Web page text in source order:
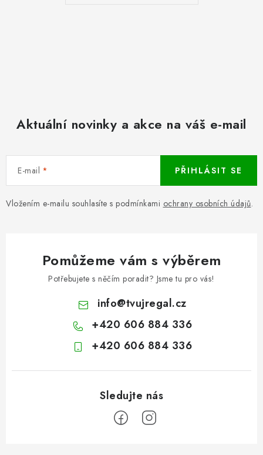
Aktuální novinky a akce na váš e-mail
E-mail
Vložením e-mailu souhlasíte s podmínkami ochrany osobních údajů.
PŘIHLÁSIT SE
Pomůžeme vám s výběrem
Potřebujete s něčím poradit? Jsme tu pro vás!
info@tvujregal.cz
+420 606 884 336
+420 606 884 336